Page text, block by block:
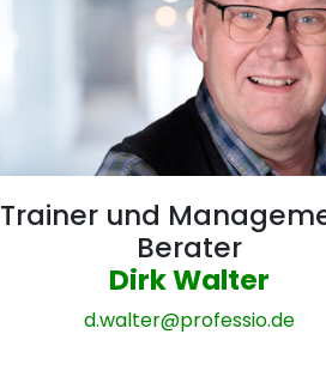
Trainer und
Berater
Dirk Walter
d.walter@professio.de